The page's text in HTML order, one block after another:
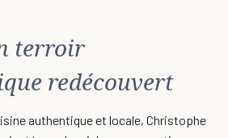
terroir
redécouvert
authentique et locale, Christophe